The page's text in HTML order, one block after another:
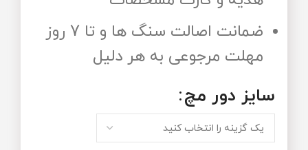
ضمانت اصالت سنگ ها و تا 7 روز
مهلت مرجوعی به هر دلیل
سایز دور مچ